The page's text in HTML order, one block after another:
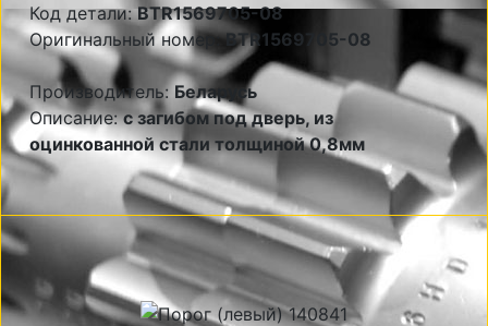
Код детали:BTR1569705-08
Оригинальный номер:BTR1569705-08
Производитель: Беларусь
Описание:с загибом под дверь, из
оцинкованной стали толщиной 0,8мм